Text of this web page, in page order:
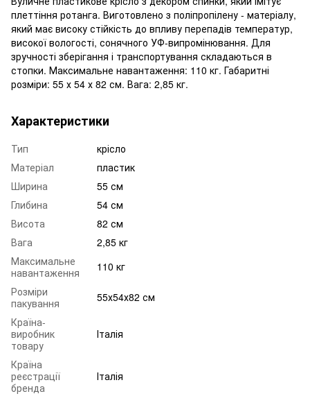
плеттіння ротанга. Виготовлено з поліпропілену - матеріалу,
який має високу стійкість до впливу перепадів температур,
високої вологості, сонячного УФ-випромінювання. Для
зручності зберігання і транспортування складаються в
стопки. Максимальне навантаження: 110 кг. Габаритні
розміри: 55 х 54 х 82 см. Вага: 2,85 кг.
Характеристики
Тип
крісло
Матеріал
пластик
Ширина
55 см
Глибина
54 см
Висота
82 см
Вага
2,85 кг
Максимальне
навантаження
110 кг
Розміри
пакування
55х54х82 см
Країна-
виробник
товару
Італія
Країна
реєстрації
бренда
Італія